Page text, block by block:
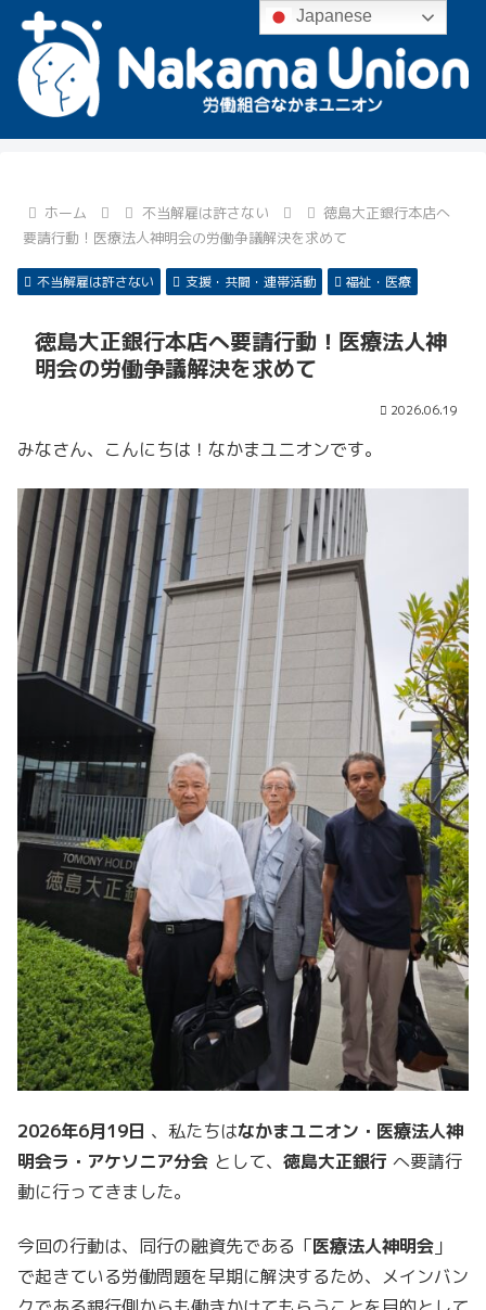
ホーム 不当解雇は許さない
徳島大正銀行本店へ
要請行動！医療法人神明会の労働争議解決を求めて
不当解雇は許さない 支援・共闘・連帯活動 福祉・医療
徳島大正銀行本店へ要請行動！医療法人神
明会の労働争議解決を求めて
2026.06.19
みなさん、こんにちは！なかまユニオンです。
2026年6月19日 、私たちはなかまユニオン・医療法人神
明会ラ・アケソニア分会 として、 徳島大正銀行 へ要請行
動に行ってきました。
今回の行動は、同行の融資先である「医療法人神明会 」
で起きている労働問題を早期に解決するため、メインバン
Japanese